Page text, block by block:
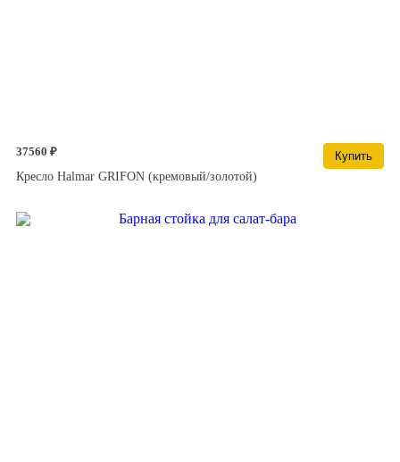
37560 ₽
Купить
Кресло Halmar GRIFON (кремовый/золотой)